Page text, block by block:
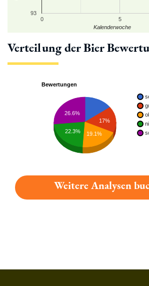
0 5
93
Kalenderwoche
Verteilung der Bier
Bewertungen
17%
26.6%
22.3% 19.1%
Weitere Analysen